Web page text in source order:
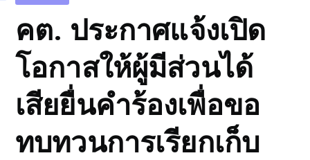
คต. ประกาศแจ้งเปิด
โอกาสให้ผู้มีส่วนได้
เสียยื่นคำร้องเพื่อขอ
ทบทวนการเรียกเก็บ